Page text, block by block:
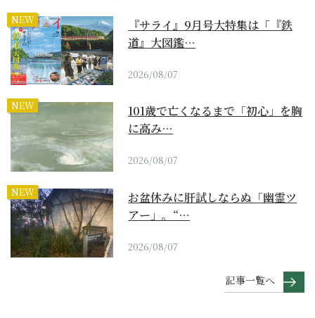
NEW
『サライ』9月号大特集は「『鉄
道』大図鑑…
2026/08/07
NEW
101歳で亡くなるまで「初心」を胸
に高み…
2026/08/07
NEW
お盆休みに肝試しならぬ「幽霊ツ
アー」。“…
2026/08/07
記事一覧へ